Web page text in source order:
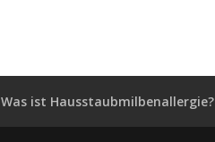
Was ist Hausstaubmilbenallergie?